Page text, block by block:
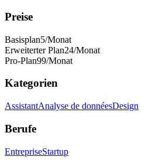
Preise
Basisplan5/Monat
Erweiterter Plan24/Monat
Pro-Plan99/Monat
Kategorien
AssistantAnalyse de donnéesDesign
Berufe
EntrepriseStartup